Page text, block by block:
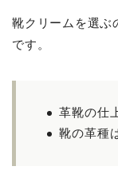
靴クリームを選ぶ
です。
革靴の仕
靴の革種